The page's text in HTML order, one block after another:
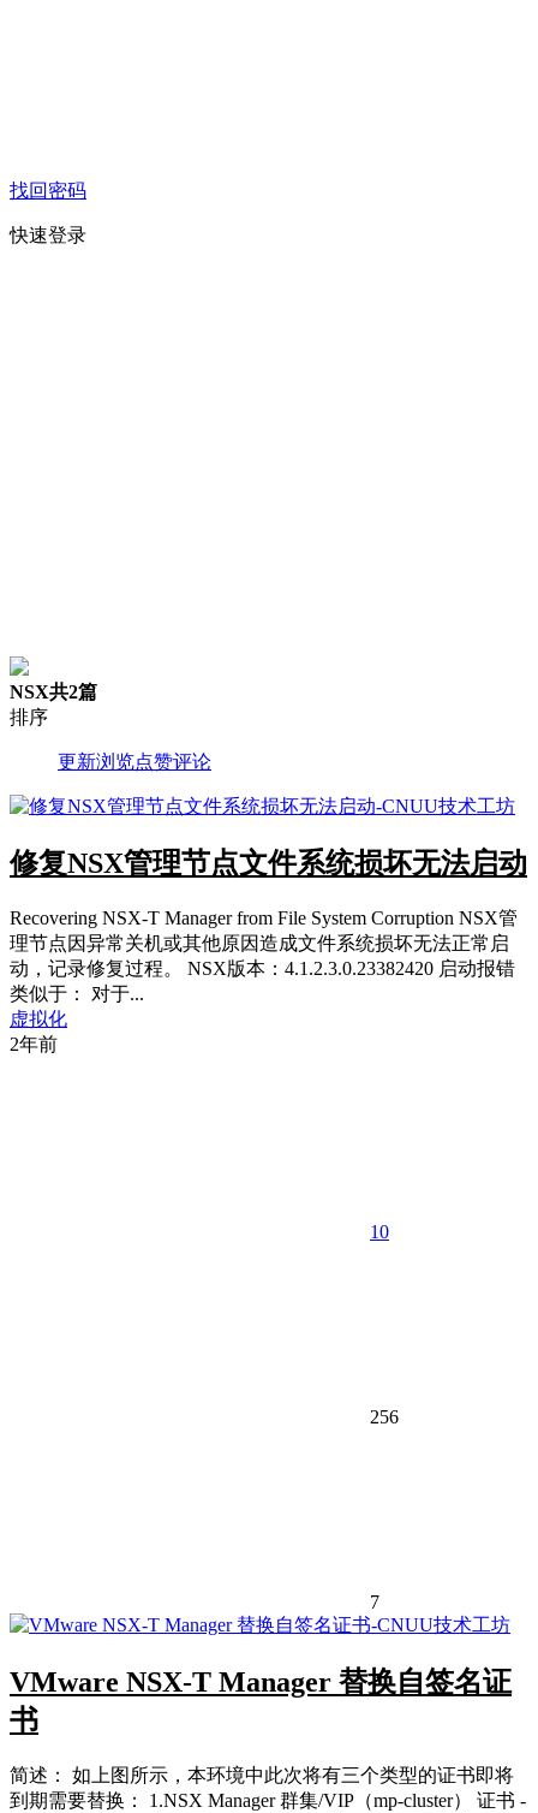
找回密码
快速登录
NSX共2篇
排序
更新浏览点赞评论
修复NSX管理节点文件系统损坏无法启动
Recovering NSX-T Manager from File System Corruption NSX管
理节点因异常关机或其他原因造成文件系统损坏无法正常启
动，记录修复过程。 NSX版本：4.1.2.3.0.23382420 启动报错
类似于： 对于...
虚拟化
2年前
10
256
7
VMware NSX-T Manager 替换自签名证
书
简述： 如上图所示，本环境中此次将有三个类型的证书即将
到期需要替换： 1.NSX Manager 群集/VIP（mp-cluster） 证书 -